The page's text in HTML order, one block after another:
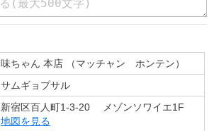
味ちゃん 本店 （マッチャン ホンテン）
サムギョプサル
新宿区百人町1-3-20 メゾンソワイエ1F
地図を見る